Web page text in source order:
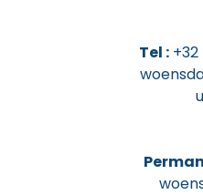
Tel :